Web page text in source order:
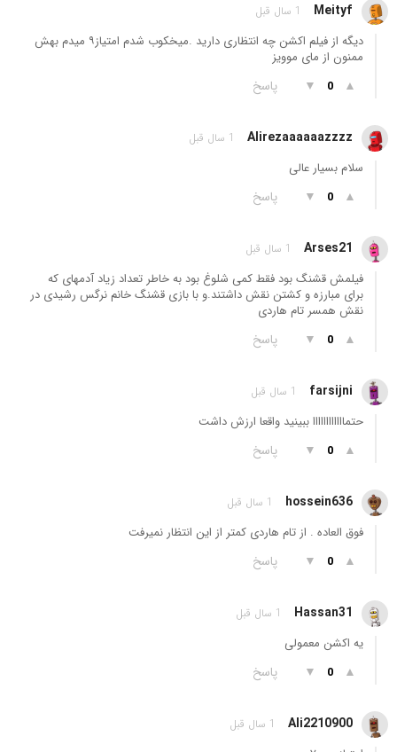
Meityf 1 سال قبل
دیگه از فیلم اکشن چه انتظاری دارید .میخکوب شدم امتیاز۹ میدم بهش
ممنون از مای موویز
▲
0
▼ پاسخ
Alirezaaaaaazzzz 1 سال قبل
سلام بسیار عالی
▲
0
▼ پاسخ
Arses21 1 سال قبل
فیلمش قشنگ بود فقط کمی شلوغ بود به خاطر تعداد زیاد آدمهای که
برای مبارزه و کشتن نقش داشتند.و با بازی قشنگ خانم نرگس رشیدی در
نقش همسر تام هاردی
▲
0
▼ پاسخ
farsijni 1 سال قبل
حتماااااااااااا ببینید واقعا ارزش داشت
▲
0
▼ پاسخ
hossein636 1 سال قبل
فوق العاده . از تام هاردی کمتر از این انتظار نمیرفت
▲
0
▼ پاسخ
Hassan31 1 سال قبل
یه اکشن معمولی
▲
0
▼ پاسخ
Ali2210900 1 سال قبل